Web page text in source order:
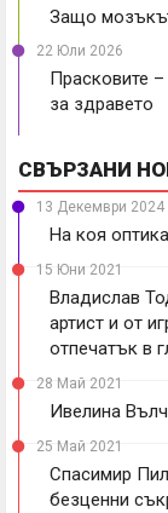
Защо
22 Юли 2026
Прасковите
за здравето
СВЪРЗАНИ
13 Декември 2024
На коя
15 Юни 2021
Владислав
артист и от
отпечатък в
28 Май 2021
Ивелина
25 Май 2021
Спасимир
безценни